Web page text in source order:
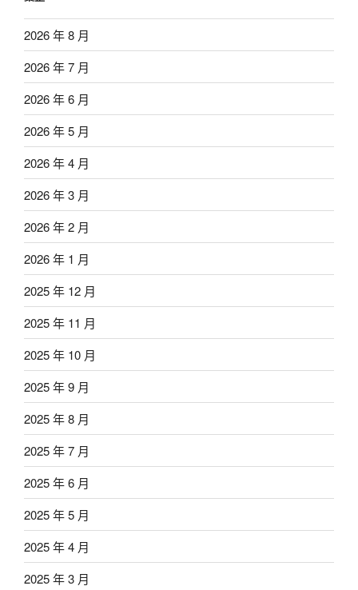
2026 年 8 月
2026 年 7 月
2026 年 6 月
2026 年 5 月
2026 年 4 月
2026 年 3 月
2026 年 2 月
2026 年 1 月
2025 年 12 月
2025 年 11 月
2025 年 10 月
2025 年 9 月
2025 年 8 月
2025 年 7 月
2025 年 6 月
2025 年 5 月
2025 年 4 月
2025 年 3 月